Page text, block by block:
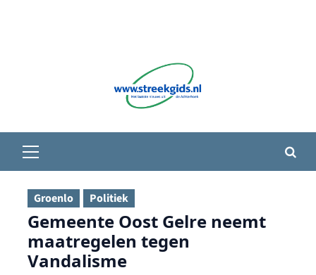
menu
Groenlo Politiek
Gemeente Oost Gelre neemt
maatregelen tegen
Vandalisme